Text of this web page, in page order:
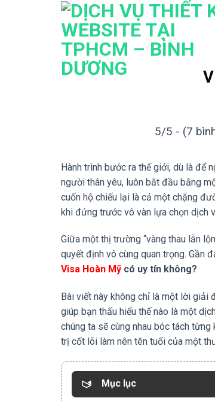
5/5 - (7
Hành trình bước ra thế giới, dù là để
người thân yêu, luôn bắt đầu bằng
cuốn hộ chiếu lại là cả một chặng
khi đứng trước vô vàn lựa chọn dịch
Giữa một thị trường “vàng thau lẫn
quyết định vô cùng quan trọng. Gần
Visa Hoàn Mỹ có uy tín không?
Bài viết này không chỉ là một lời giải
giúp bạn thấu hiểu thế nào là một
chúng ta sẽ cùng nhau bóc tách
trị cốt lõi làm nên tên tuổi của một
Mục lục